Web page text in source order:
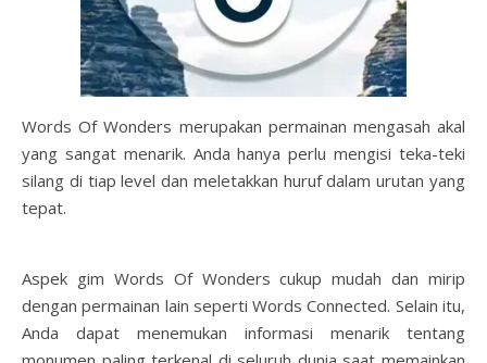
Words Of Wonders merupakan permainan mengasah akal
yang sangat menarik. Anda hanya perlu mengisi teka-teki
silang di tiap level dan meletakkan huruf dalam urutan yang
tepat.
Aspek gim Words Of Wonders cukup mudah dan mirip
dengan permainan lain seperti Words Connected. Selain itu,
Anda dapat menemukan informasi menarik tentang